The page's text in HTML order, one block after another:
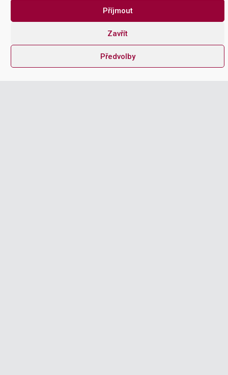
Příjmout
Zavřít
Předvolby
Chci si nechat navrhnout
řešení
Společně najdeme to nejlepší řešení pro váš projekt.